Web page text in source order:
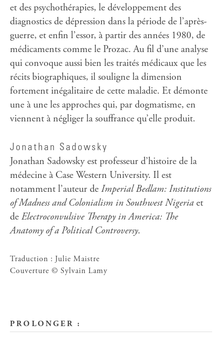
et des psychothérapies, le développement des
diagnostics de dépression dans la période de l’après-
guerre, et enfin l’essor, à partir des années 1980, de
médicaments comme le Prozac. Au fil d’une analyse
qui convoque aussi bien les traités médicaux que les
récits biographiques, il souligne la dimension
fortement inégalitaire de cette maladie. Et démonte
une à une les approches qui, par dogmatisme, en
viennent à négliger la souffrance qu’elle produit.
Jonathan Sadowsky
Jonathan Sadowsky est professeur d’histoire de la
médecine à Case Western University. Il est
notamment l’auteur de Imperial Bedlam: Institutions
of Madness and Colonialism in Southwest Nigeria et
de Electroconvulsive Therapy in America: The
Anatomy of a Political Controversy.
Traduction : Julie Maistre
Couverture © Sylvain Lamy
PROLONGER :